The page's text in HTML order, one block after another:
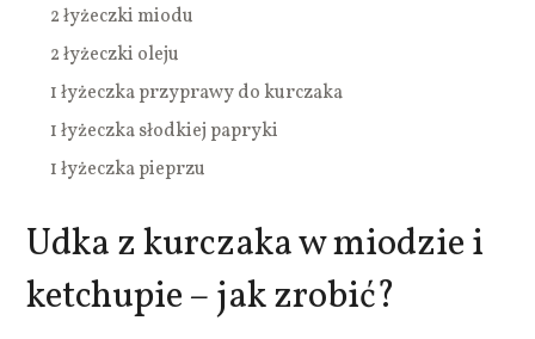
2 łyżeczki miodu
2 łyżeczki oleju
1 łyżeczka przyprawy do kurczaka
1 łyżeczka słodkiej papryki
1 łyżeczka pieprzu
Udka z kurczaka w miodzie i
ketchupie – jak zrobić?